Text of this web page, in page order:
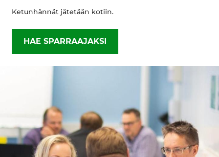
Ketunhännät jätetään kotiin.
HAE SPARRAAJAKSI